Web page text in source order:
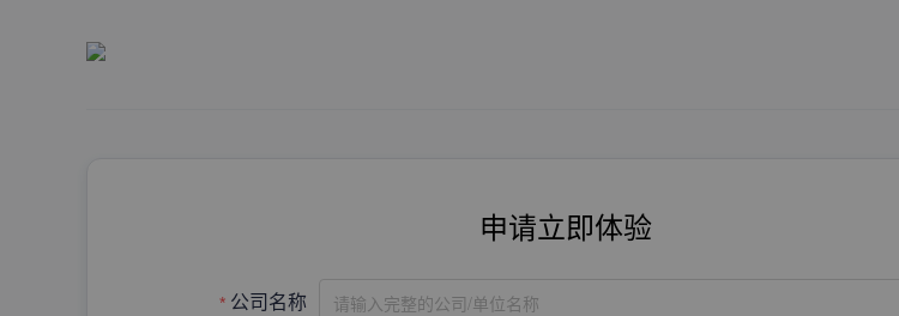
申请立即体验
公司名称 请输入完整的公司/单位名称